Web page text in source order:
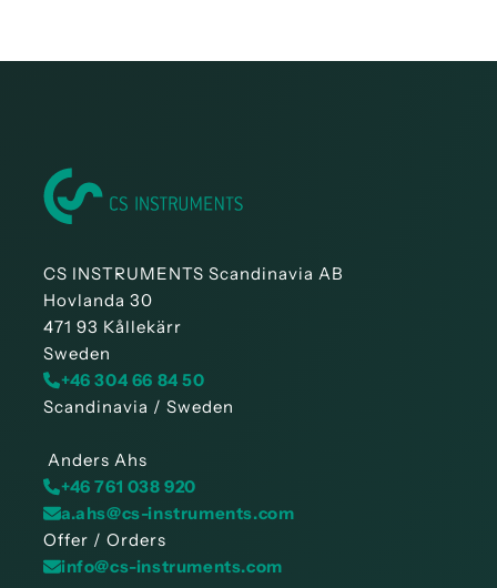
CS INSTRUMENTS Scandinavia AB
Hovlanda 30
471 93 Kållekärr
Sweden
+46 304 66 84 50
Scandinavia / Sweden
Anders Ahs
+46 761 038 920
a.ahs@cs-instruments.com
Offer / Orders
info@cs-instruments.com